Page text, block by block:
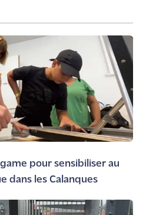
pour sensibiliser au
dans les Calanques